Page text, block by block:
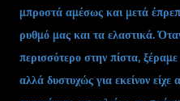
μπροστά αμέσως και μετά
ρυθμό μας και τα ελαστικά.
περισσότερο στην πίστα,
αλλά δυστυχώς για εκείνον